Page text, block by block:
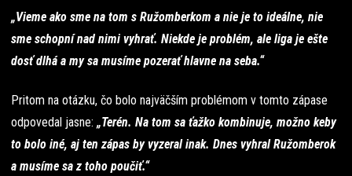
„Vieme ako sme na tom s Ružomberkom a nie je to ideálne, nie
sme schopní nad nimi vyhrať. Niekde je problém, ale liga je ešte
dosť dlhá a my sa musíme pozerať hlavne na seba.“
Pritom na otázku, čo bolo najväčším problémom v tomto zápase
odpovedal jasne: „Terén. Na tom sa ťažko kombinuje, možno keby
to bolo iné, aj ten zápas by vyzeral inak. Dnes vyhral Ružomberok
a musíme sa z toho poučiť.“